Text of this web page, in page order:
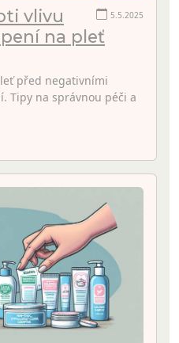
5.5.2025
vlivu
na pleť
před negativními
Tipy na správnou péči a